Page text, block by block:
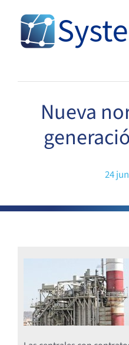
content
Nueva
24